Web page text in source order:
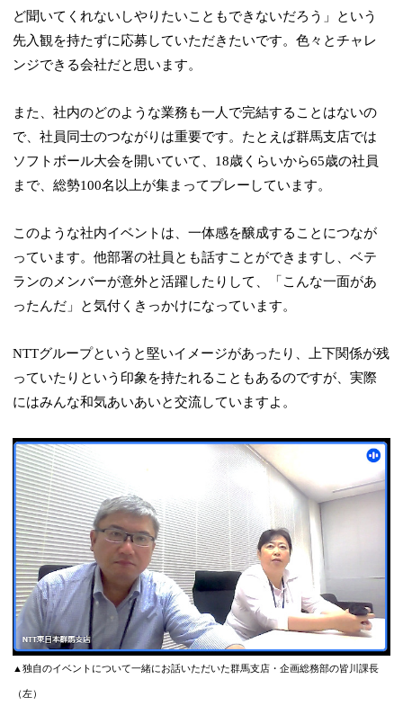
ど聞いてくれないしやりたいこともできないだろう」という
先入観を持たずに応募していただきたいです。色々とチャレ
ンジできる会社だと思います。
また、社内のどのような業務も一人で完結することはないの
で、社員同士のつながりは重要です。たとえば群馬支店では
ソフトボール大会を開いていて、18歳くらいから65歳の社員
まで、総勢100名以上が集まってプレーしています。
このような社内イベントは、一体感を醸成することにつなが
っています。他部署の社員とも話すことができますし、ベテ
ランのメンバーが意外と活躍したりして、「こんな一面があ
ったんだ」と気付くきっかけになっています。
NTTグループというと堅いイメージがあったり、上下関係が残
っていたりという印象を持たれることもあるのですが、実際
にはみんな和気あいあいと交流していますよ。
▲独自のイベントについて一緒にお話いただいた群馬支店・企画総務部の皆川課長
（左）